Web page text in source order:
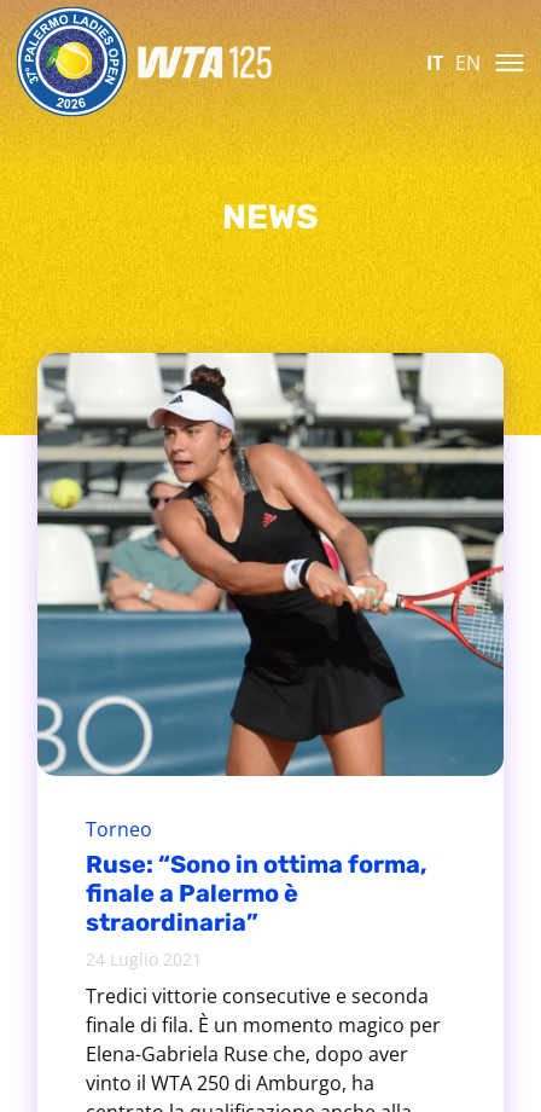
IT EN
NEWS
Torneo
Ruse: “Sono in ottima forma,
finale a Palermo è
straordinaria”
24 Luglio 2021
Tredici vittorie consecutive e seconda
finale di fila. È un momento magico per
Elena-Gabriela Ruse che, dopo aver
vinto il WTA 250 di Amburgo, ha